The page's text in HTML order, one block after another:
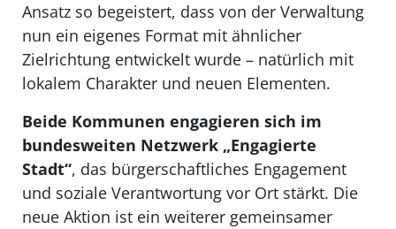
Ansatz so begeistert, dass von der Verwaltung
nun ein eigenes Format mitähnlicher
Zielrichtung entwickelt wurde– natürlich mit
lokalem Charakter und neuen Elementen.
Beide Kommunen engagieren sich im
bundesweiten Netzwerk „Engagierte
Stadt“, das bürgerschaftliches Engagement
und soziale Verantwortung vor Ort stärkt. Die
neue Aktion ist ein weiterer gemeinsamer